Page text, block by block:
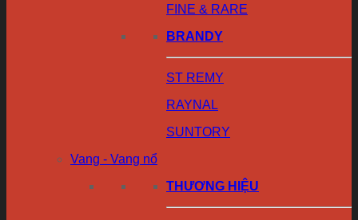
FINE & RARE
BRANDY
ST REMY
RAYNAL
SUNTORY
Vang - Vang nổ
THƯƠNG HIỆU